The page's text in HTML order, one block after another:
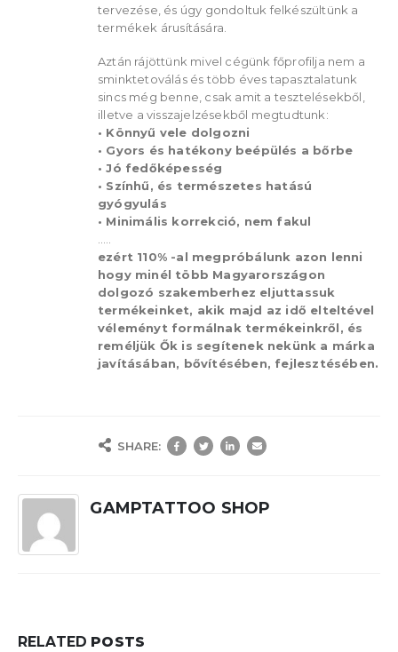
tervezése, és úgy gondoltuk felkészültünk a
termékek árusítására.
Aztán rájöttünk mivel cégünk főprofilja nem a
sminktetoválás és több éves tapasztalatunk
sincs még benne, csak amit a tesztelésekből,
illetve a visszajelzésekből megtudtunk:
• Könnyű vele dolgozni
• Gyors és hatékony beépülés a bőrbe
• Jó fedőképesség
• Színhű, és természetes hatású
gyógyulás
• Minimális korrekció, nem fakul
…..
ezért 110% -al megpróbálunk azon lenni
hogy minél több Magyarországon
dolgozó szakemberhez eljuttassuk
termékeinket, akik majd az idő elteltével
véleményt formálnak termékeinkről, és
reméljük Ők is segítenek nekünk a márka
javításában, bővítésében, fejlesztésében.
SHARE:
GAMPTATTOO SHOP
RELATED POSTS